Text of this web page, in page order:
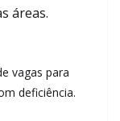
áreas.
vagas para
deficiência.